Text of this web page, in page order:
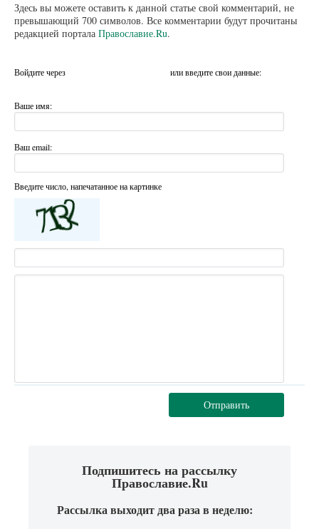
Здесь вы можете оставить к данной статье свой комментарий, не
превышающий 700 символов. Все комментарии будут прочитаны
редакцией портала Православие.Ru.
Войдите через или введите свои данные:
Ваше имя:
Ваш email:
Введите число, напечатанное на картинке
Отправить
Подпишитесь на рассылку
Православие.Ru
Рассылка выходит два раза в неделю: